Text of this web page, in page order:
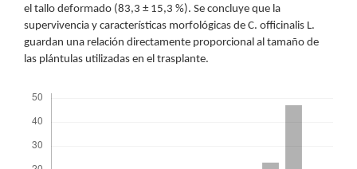
el tallo deformado (83,3 ± 15,3 %). Se concluye que la
supervivencia y características morfológicas de C. officinalis L.
guardan una relación directamente proporcional al tamaño de
las plántulas utilizadas en el trasplante.